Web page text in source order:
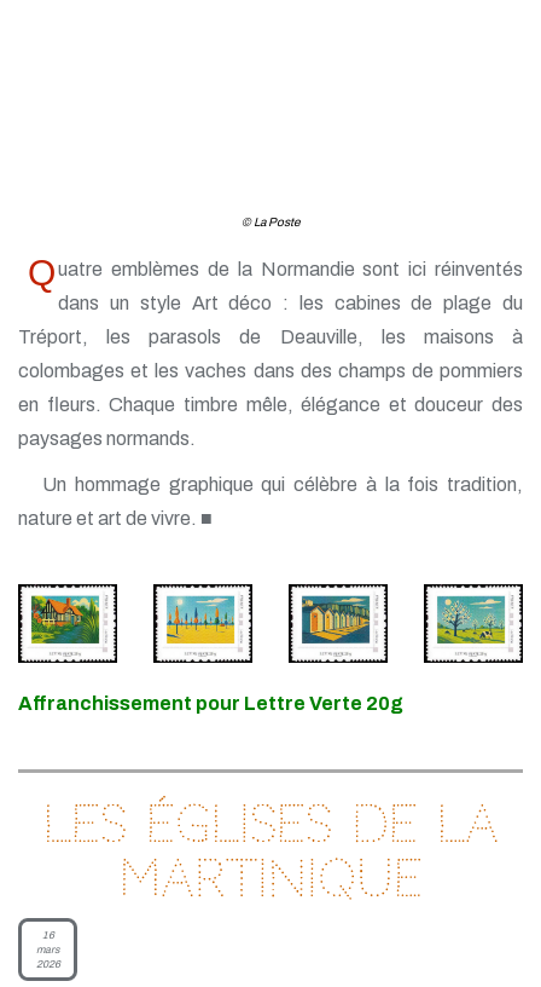
© La Poste
Quatre emblèmes de la Normandie sont ici réinventés
dans un style Art déco : les cabines de plage du
Tréport, les parasols de Deauville, les maisons à
colombages et les vaches dans des champs de pommiers
en fleurs. Chaque timbre mêle, élégance et douceur des
paysages normands.
Un hommage graphique qui célèbre à la fois tradition,
nature et art de vivre. ■
Affranchissement pour Lettre Verte 20g
Les églises de la
Martinique
16
mars
2026